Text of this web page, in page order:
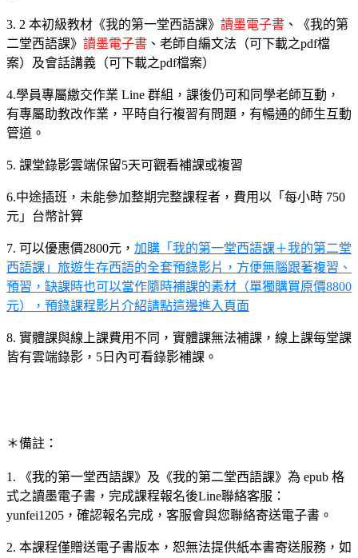
3. 2 本初級教材《我的第一堂西語課》 讀墨電子書 、《我的第
二堂西語課》 讀墨電子書 、老師自編文法（可下載之pdf檔
案）及會話講義（可下載之pdf檔案）
4.學員專屬繳交作業 Line 群組，課後仍可和同學老師互動，
有專屬助教改作業，平時自行複習有問題，有暢通的師生互動
管道。
5. 課堂錄影雲端保留5天可觀看補課或複習
6.中途插班，未能參加整期完整課程者，費用以「每小時 750
元」台幣計算
7. 可以優惠價2800元， 加購「我的第一堂西語課＋我的第二堂
西語課」旅遊生存西語的全套預錄影片，方便無腦跟著複習、
預習，缺課時也可以當作隨時補課的素材（單獨購買原價8800
元），預錄課程影片介紹請點這邊進入頁面
8. 實體課與線上課費用不同，實體課無法補課，線上課每堂課
皆有雲端錄影，5日內可看錄影補課。
＊備註：
1. 《我的第一堂西語課》及《我的第二堂西語課》為 epub 格
式之讀墨電子書，完成課程報名後Line聯絡客服：
yunfei1205，確認報名完成，客服會與您聯絡寄送電子書。
2. 本課程僅贈送電子書版本，恕無法提供紙本書寄送服務，如